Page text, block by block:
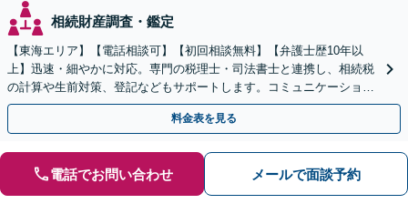
相続財産調査・鑑定
【東海エリア】【電話相談可】【初回相談無料】【弁護士歴10年以
上】迅速・細やかに対応。専門の税理士・司法書士と連携し、相続税
の計算や生前対策、登記などもサポートします。コミュニケーション
を大事にし、より納得できる解決を目指します。
料金表を見る
電話でお問い合わせ メールで面談予約